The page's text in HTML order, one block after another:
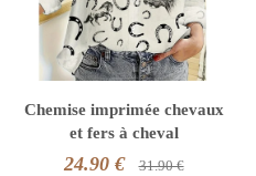
Chemise imprimée chevaux
et fers à cheval
24.90 € 31.90 €